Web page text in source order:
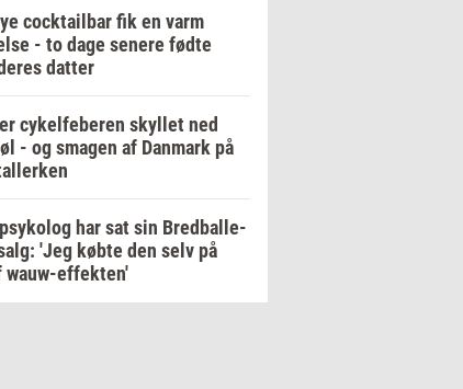
cocktailbar fik en varm
- to dage senere fødte
datter
cykelfeberen skyllet ned
- og smagen af Danmark på
har sat sin Bredballe-
'Jeg købte den selv på
wauw-effekten'